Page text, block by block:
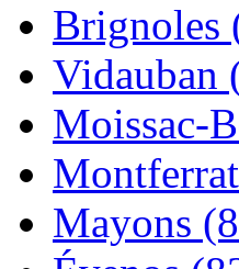
Brignoles
Vidauban
Moissac-
Mayons